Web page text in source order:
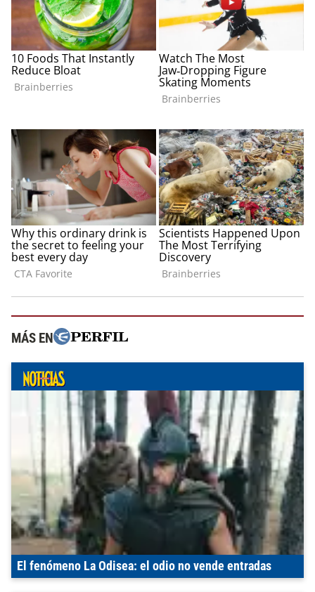
MÁS EN
El fenómeno La Odisea: el odio no vende entradas